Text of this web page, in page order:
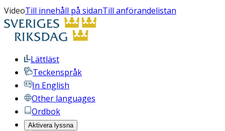
VideoTill innehåll på sidanTill anförandelistan
Lättläst
Teckenspråk
In English
Other languages
Ordbok
Aktivera lyssna